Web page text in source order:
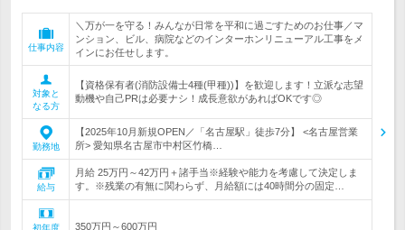
仕事内容
＼万が一を守る！みんなが日常を平和に過ごすためのお仕事／マ
ンション、ビル、病院などのインターホンリニューアル工事をメ
インにお任せします。
対象と
なる方
【資格保有者(消防設備士4種(甲種))】を歓迎します！立派な志望
動機や自己PRは必要ナシ！成長意欲があればOKです◎
勤務地
【2025年10月新規OPEN／「名古屋駅」徒歩7分】 <名古屋営業
所> 愛知県名古屋市中村区竹橋…
給与
月給 25万円～42万円＋諸手当※経験や能力を考慮して決定しま
す。※残業の有無に関わらず、月給額には40時間分の固定…
初年度
350万円～600万円